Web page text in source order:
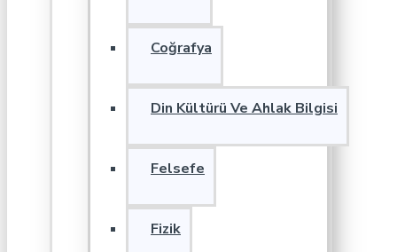
Coğrafya
Din Kültürü Ve Ahlak Bilgisi
Felsefe
Fizik